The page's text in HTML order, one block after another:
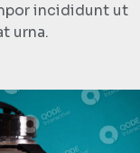
incididunt ut
urna.